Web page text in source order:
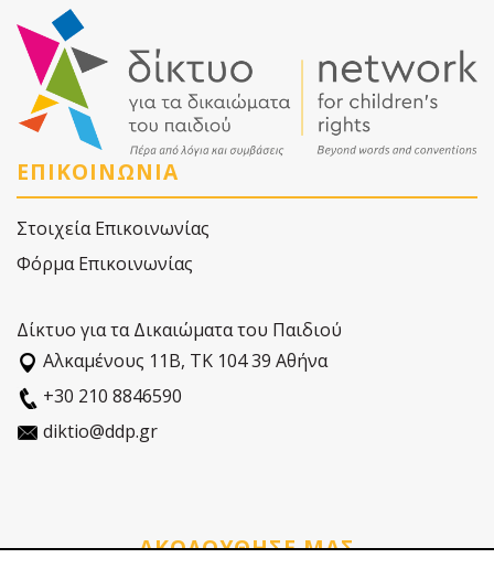
ΕΠΙΚΟΙΝΩΝΙΑ
Στοιχεία Επικοινωνίας
Φόρμα Επικοινωνίας
Δίκτυο για τα Δικαιώματα του Παιδιού
Αλκαµένους 11Β, ΤΚ 104 39 Αθήνα
+30 210 8846590
diktio@ddp.gr
ΑΚΟΛΟΥΘΗΣΕ ΜΑΣ